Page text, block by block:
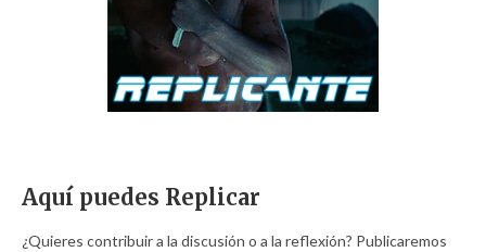
Aquí puedes Replicar
¿Quieres contribuir a la discusión o a la reflexión? Publicaremos